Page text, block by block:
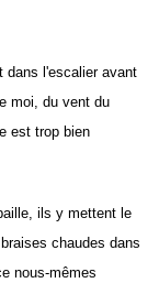
dans l'escalier avant
moi, du vent du
est trop bien
ils y mettent le
chaudes dans
nous-mêmes